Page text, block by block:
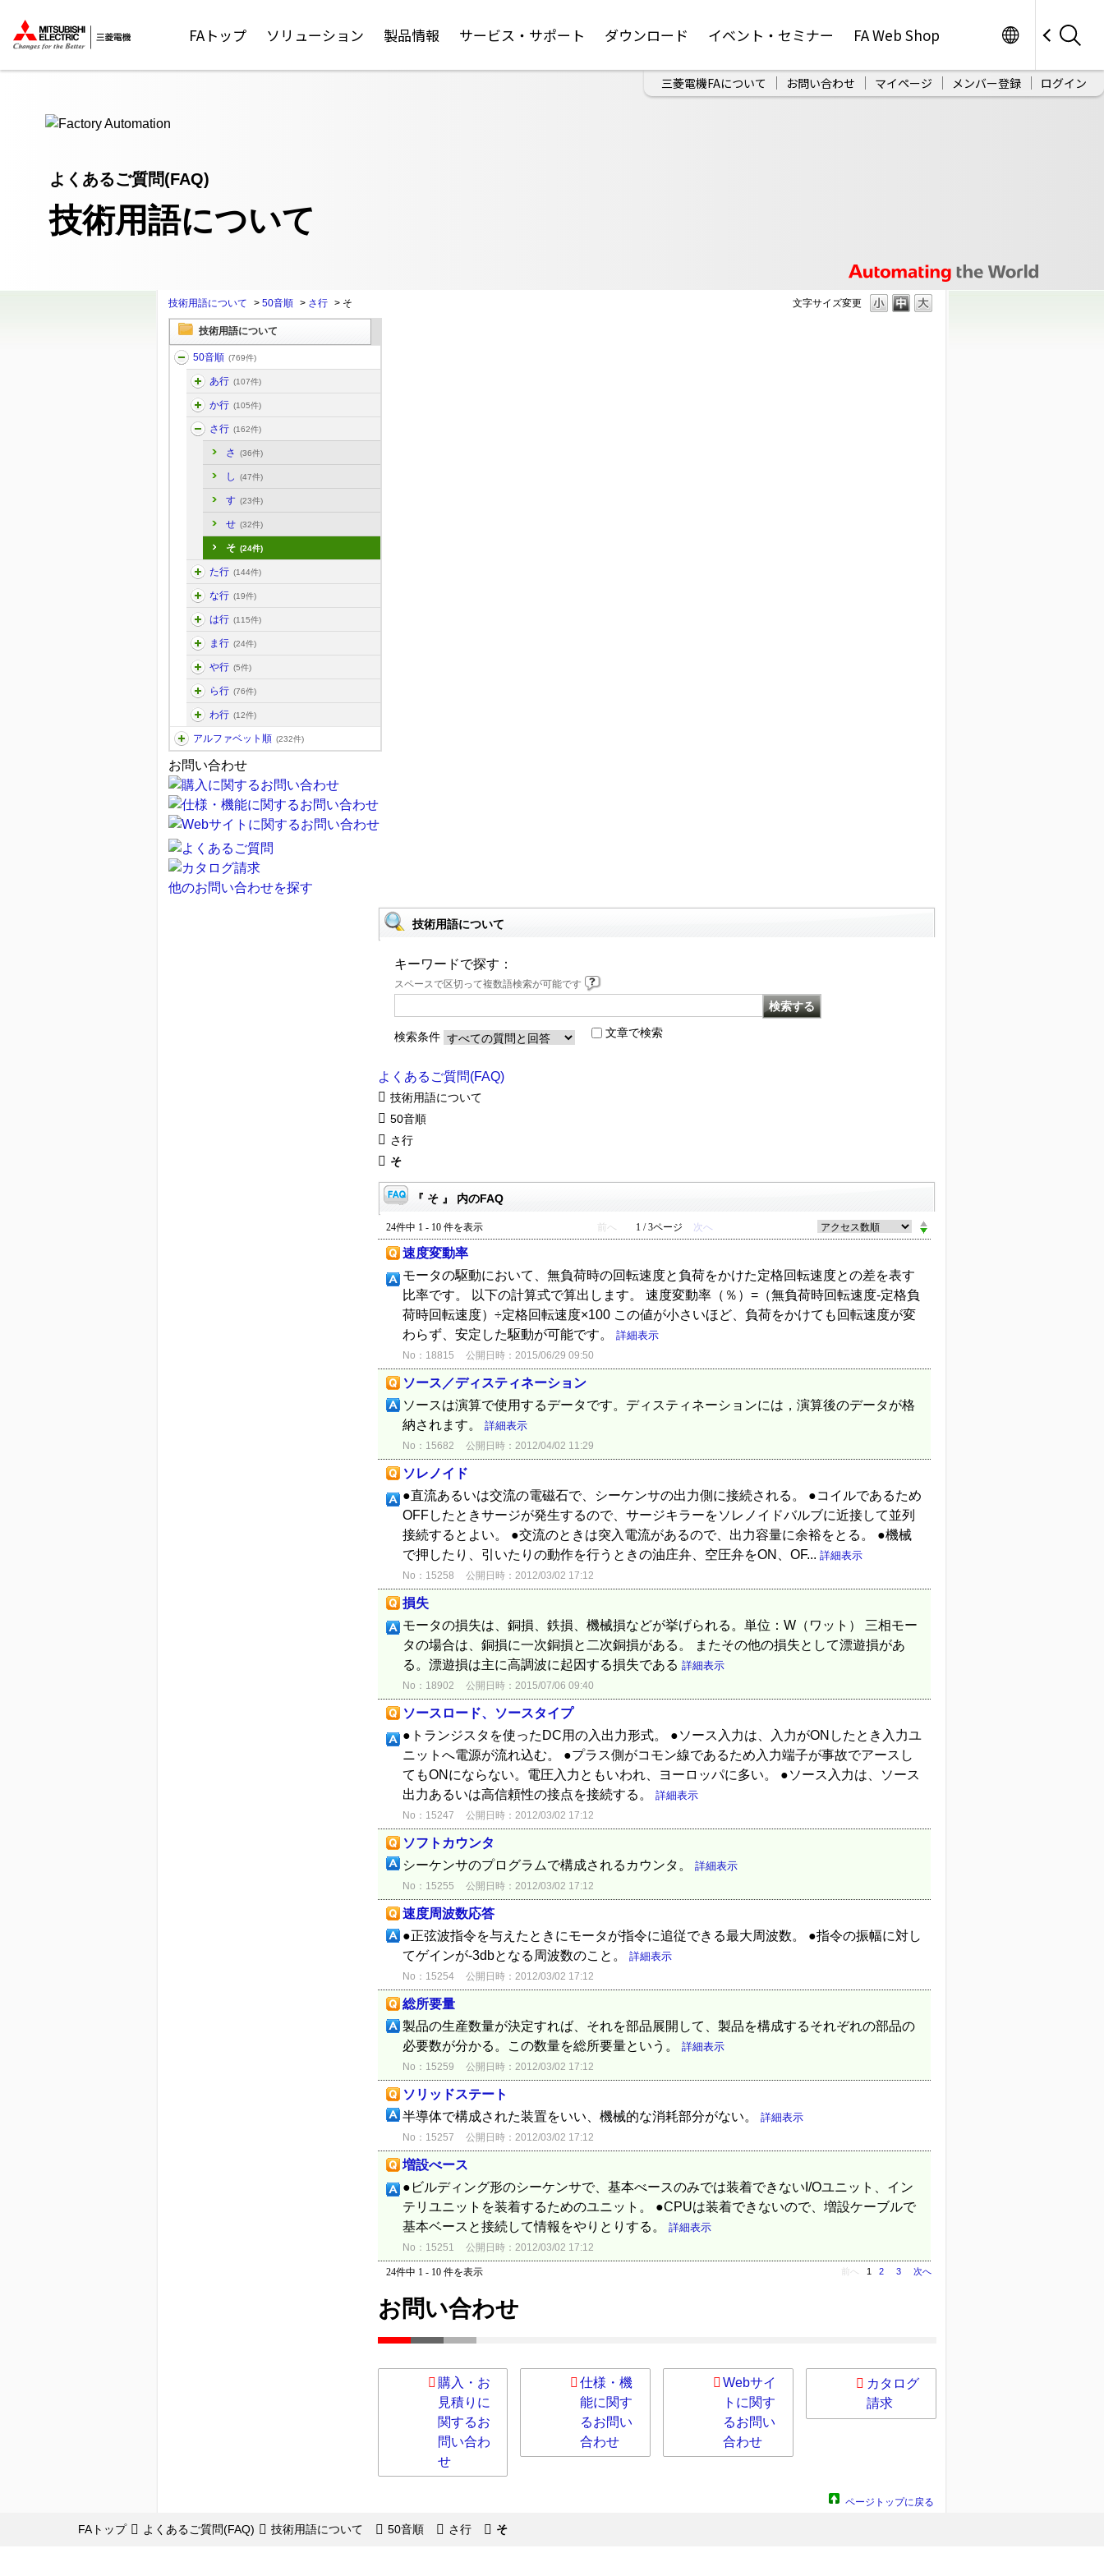
FAトップ ソリューション 製品情報 サービス・サポート ダウンロード イベント・セミナー FA Web Shop
三菱電機FAについて お問い合わせ マイページ メンバー登録 ログイン
よくあるご質問(FAQ)
技術用語について
文字サイズ変更
技術用語について > 50音順 > さ行 > そ
技術用語について
50音順 (769件)
あ行 (107件)
か行 (105件)
さ行 (162件)
さ (36件)
し (47件)
す (23件)
せ (32件)
そ (24件)
た行 (144件)
な行 (19件)
は行 (115件)
ま行 (24件)
や行 (5件)
ら行 (76件)
わ行 (12件)
アルファベット順 (232件)
お問い合わせ
他のお問い合わせを探す
技術用語について
キーワードで探す：
スペースで区切って複数語検索が可能です
検索条件 文章で検索
よくあるご質問(FAQ)
技術用語について
50音順
さ行
そ
『 そ 』 内のFAQ
24件中 1 - 10 件を表示 前へ 1 / 3ページ 次へ
速度変動率
モータの駆動において、無負荷時の回転速度と負荷をかけた定格回転速度との差を表す
比率です。 以下の計算式で算出します。 速度変動率（％）=（無負荷時回転速度-定格負
荷時回転速度）÷定格回転速度×100 この値が小さいほど、負荷をかけても回転速度が変
わらず、安定した駆動が可能です。 詳細表示
No：18815 公開日時：2015/06/29 09:50
ソース／ディスティネーション
ソースは演算で使用するデータです。ディスティネーションには，演算後のデータが格
納されます。 詳細表示
No：15682 公開日時：2012/04/02 11:29
ソレノイド
●直流あるいは交流の電磁石で、シーケンサの出力側に接続される。 ●コイルであるため
OFFしたときサージが発生するので、サージキラーをソレノイドバルブに近接して並列
接続するとよい。 ●交流のときは突入電流があるので、出力容量に余裕をとる。 ●機械
で押したり、引いたりの動作を行うときの油庄弁、空圧弁をON、OF... 詳細表示
No：15258 公開日時：2012/03/02 17:12
損失
モータの損失は、銅損、鉄損、機械損などが挙げられる。単位：W（ワット） 三相モー
タの場合は、銅損に一次銅損と二次銅損がある。 またその他の損失として漂遊損があ
る。漂遊損は主に高調波に起因する損失である 詳細表示
No：18902 公開日時：2015/07/06 09:40
ソースロード、ソースタイプ
●トランジスタを使ったDC用の入出力形式。 ●ソース入力は、入力がONしたとき入力ユ
ニットへ電源が流れ込む。 ●プラス側がコモン線であるため入力端子が事故でアースし
てもONにならない。電圧入力ともいわれ、ヨーロッパに多い。 ●ソース入力は、ソース
出力あるいは高信頼性の接点を接続する。 詳細表示
No：15247 公開日時：2012/03/02 17:12
ソフトカウンタ
シーケンサのプログラムで構成されるカウンタ。 詳細表示
No：15255 公開日時：2012/03/02 17:12
速度周波数応答
●正弦波指令を与えたときにモータが指令に追従できる最大周波数。 ●指令の振幅に対し
てゲインが-3dbとなる周波数のこと。 詳細表示
No：15254 公開日時：2012/03/02 17:12
総所要量
製品の生産数量が決定すれば、それを部品展開して、製品を構成するそれぞれの部品の
必要数が分かる。この数量を総所要量という。 詳細表示
No：15259 公開日時：2012/03/02 17:12
ソリッドステート
半導体で構成された装置をいい、機械的な消耗部分がない。 詳細表示
No：15257 公開日時：2012/03/02 17:12
増設べース
●ビルディング形のシーケンサで、基本べースのみでは装着できないI/Oユニット、イン
テリユニットを装着するためのユニット。 ●CPUは装着できないので、増設ケーブルで
基本ベースと接続して情報をやりとりする。 詳細表示
No：15251 公開日時：2012/03/02 17:12
24件中 1 - 10 件を表示 前へ 1 2 3 次へ
お問い合わせ
購入・お
見積りに
関するお
問い合わ
せ
仕様・機
能に関す
るお問い
合わせ
Webサイ
トに関す
るお問い
合わせ
カタログ
請求
ページトップに戻る
FAトップ よくあるご質問(FAQ) 技術用語について 50音順 さ行 そ